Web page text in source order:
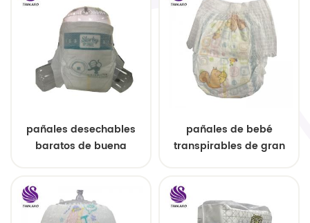
pañales desechables
baratos de buena
pañales de bebé
transpirables de gran